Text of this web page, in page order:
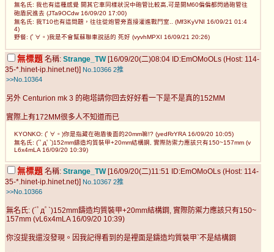
無名氏: 我也有這種感覺 開其它車同樣狀況中砲管比較高,可是開M60偏偏都閃過砲管往
砲盾尻進去 (JTa9OCdw 16/09/20 17:00)
無名氏: 我T10也有這問題，往往從炮管旁直接灌進戰鬥室.. (Mf3KyVNI 16/09/21 01:4
4)
野餐: (ﾟ∀。)我是不會幫蘇聯車說話的 死好 (vyvhMPXI 16/09/21 20:26)
無標題 名稱: Strange_TW[16/09/20(二)08:04 ID:EmOMoOLs (Host: 114-
35-*.hinet-ip.hinet.net)] No.10366 2推
>>No.10364
另外 Centurion mk 3 的砲塔請你回去好好看一下是不是真的152MM
實際上有172MM很多人不知道而已
KYONKO: (ﾟ∀。)你是指藏在砲盾後面的20mm嘛!? (yedRrYRA 16/09/20 10:05)
無名氏: (´ﾟдﾟ`)152mm鑄造均質裝甲+20mm結構鋼, 實際防禦力應該只有150~157mm (v
L6x4mLA 16/09/20 10:39)
無標題 名稱: Strange_TW[16/09/20(二)11:51 ID:EmOMoOLs (Host: 114-
35-*.hinet-ip.hinet.net)] No.10367 2推
>>No.10366
無名氏: (´ﾟдﾟ`)152mm鑄造均質裝甲+20mm結構鋼, 實際防禦力應該只有150~
157mm (vL6x4mLA 16/09/20 10:39)
你沒提我還沒發現。因我記得看到的是裡面是鑄造均質裝甲`不是結構鋼